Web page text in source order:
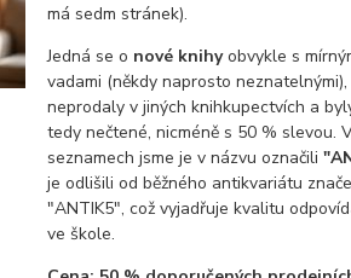
má sedm stránek).
Jedná se o nové knihyobvykle s
vadami (někdy naprosto
neprodaly v jiných knihkupectvích a
tedy nečtené, nicméně s 50 % slevou.
seznamech jsme je v názvu označili
je odlišili od běžného antikvariátu
"ANTIK5", což vyjadřuje kvalitu
ve škole.